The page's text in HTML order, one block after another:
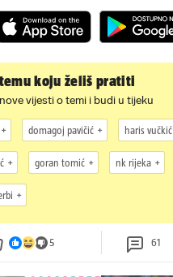
koju želiš pratiti
vijesti o temi i budi u tijeku
domagoj pavičić haris vučkić
goran tomić nk rijeka
5 61